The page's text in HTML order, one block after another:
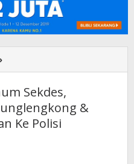
Korupsi
Sekdes,
Bendahara
Desa
Sekdes,
&
Ke Polisi